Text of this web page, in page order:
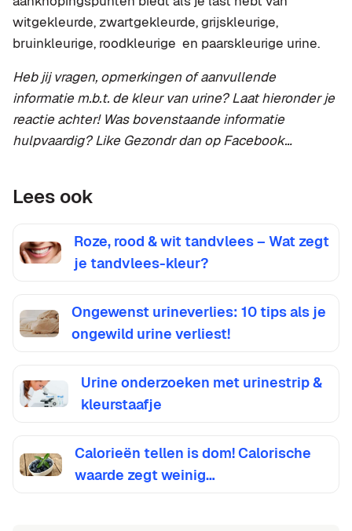
witgekleurde, zwartgekleurde, grijskleurige,
bruinkleurige, roodkleurige en paarskleurige urine.
Heb jij vragen, opmerkingen of aanvullende
informatie m.b.t. de kleur van urine? Laat hieronder je
reactie achter! Was bovenstaande informatie
hulpvaardig? Like Gezondr dan op Facebook…
Lees ook
Roze, rood & wit tandvlees – Wat zegt
je tandvlees-kleur?
Ongewenst urineverlies: 10 tips als je
ongewild urine verliest!
Urine onderzoeken met urinestrip &
kleurstaafje
Calorieën tellen is dom! Calorische
waarde zegt weinig…